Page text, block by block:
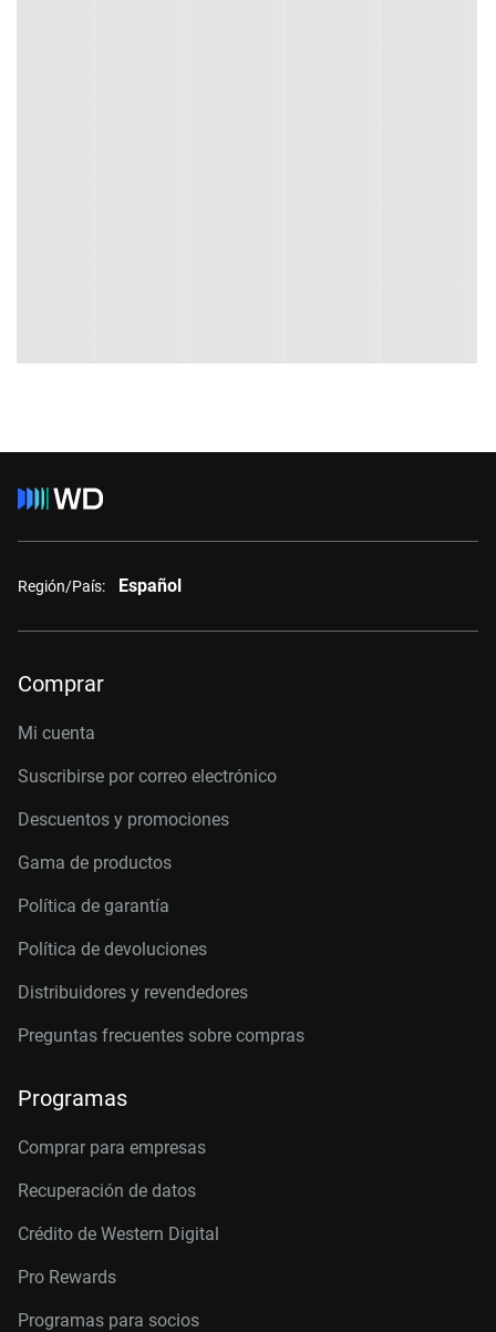
Región/País: Español
Comprar
Mi cuenta
Suscribirse por correo electrónico
Descuentos y promociones
Gama de productos
Política de garantía
Política de devoluciones
Distribuidores y revendedores
Preguntas frecuentes sobre compras
Programas
Comprar para empresas
Recuperación de datos
Crédito de Western Digital
Pro Rewards
Programas para socios